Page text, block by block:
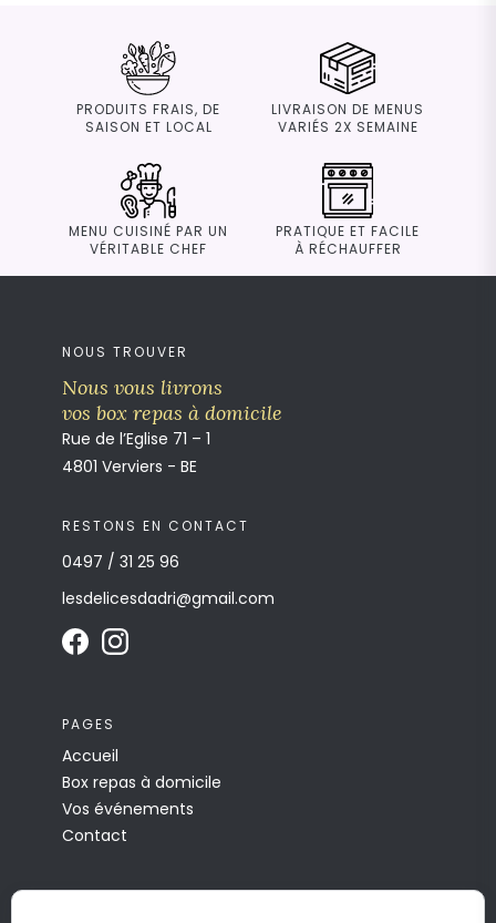
PRODUITS FRAIS, DE
SAISON ET LOCAL
LIVRAISON DE MENUS
VARIÉS 2X SEMAINE
MENU CUISINÉ PAR UN
VÉRITABLE CHEF
PRATIQUE ET FACILE
À RÉCHAUFFER
NOUS TROUVER
Nous vous livrons
vos box repas à domicile
Rue de l’Eglise 71 – 1
4801 Verviers - BE
RESTONS EN CONTACT
0497 / 31 25 96
lesdelicesdadri@gmail.com
PAGES
Accueil
Box repas à domicile
Vos événements
Contact